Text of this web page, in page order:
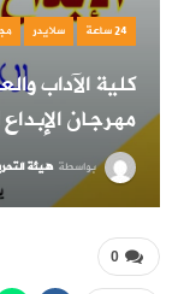
24 ساعة سلايدر
كلية الآداب
مهرجان
بواسطة هيئة
0